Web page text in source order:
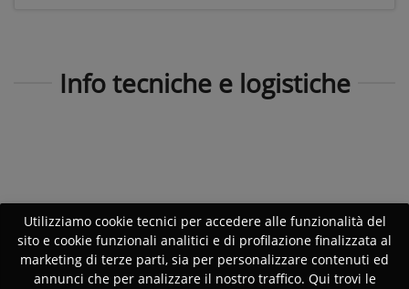
Info tecniche e logistiche
Utilizziamo cookie tecnici per accedere alle funzionalità del
sito e cookie funzionali analitici e di profilazione finalizzata al
marketing di terze parti, sia per personalizzare contenuti ed
annunci che per analizzare il nostro traffico. Qui trovi le